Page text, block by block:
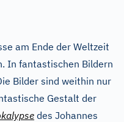
am Ende der Weltzeit
In fantastischen Bildern
Bilder sind weithin nur
Gestalt der
des Johannes